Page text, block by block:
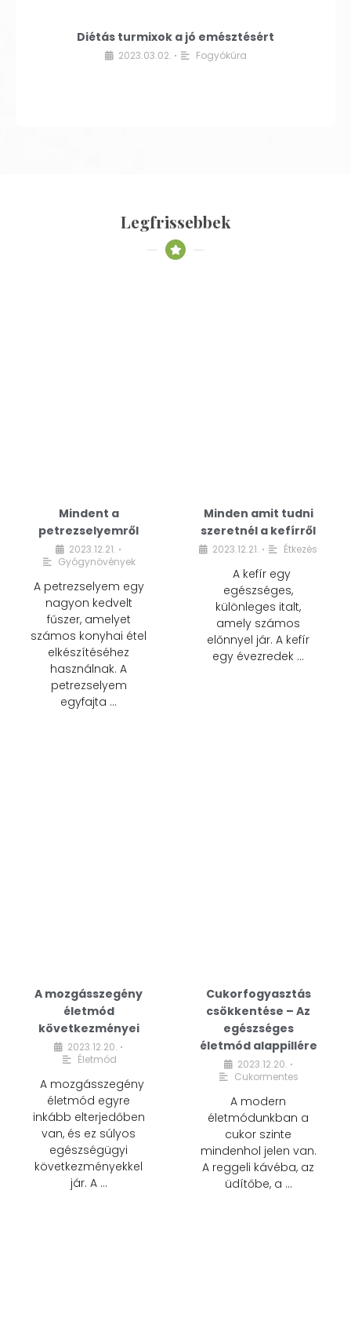
Diétás turmixok a jó emésztésért
2023.03.02. • Fogyókúra
Legfrissebbek
Mindent a
petrezselyemről
2023.12.21. •
Gyógynövények
A petrezselyem egy
nagyon kedvelt
fűszer, amelyet
számos konyhai étel
elkészítéséhez
használnak. A
petrezselyem
egyfajta …
Minden amit tudni
szeretnél a kefírről
2023.12.21. • Étkezés
A kefír egy
egészséges,
különleges italt,
amely számos
előnnyel jár. A kefír
egy évezredek …
A mozgásszegény
életmód
következményei
2023.12.20. •
Életmód
A mozgásszegény
életmód egyre
inkább elterjedőben
van, és ez súlyos
egészségügyi
következményekkel
jár. A …
Cukorfogyasztás
csökkentése – Az
egészséges
életmód alappillére
2023.12.20. •
Cukormentes
A modern
életmódunkban a
cukor szinte
mindenhol jelen van.
A reggeli kávéba, az
üdítőbe, a …